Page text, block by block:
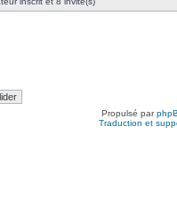
Propulsé par
Traduction et